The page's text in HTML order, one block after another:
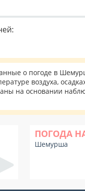
о погоде в
воздуха,
на основании
ПОГОДА
Шемурша